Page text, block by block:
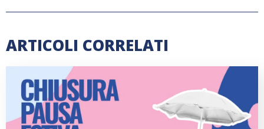
ARTICOLI CORRELATI